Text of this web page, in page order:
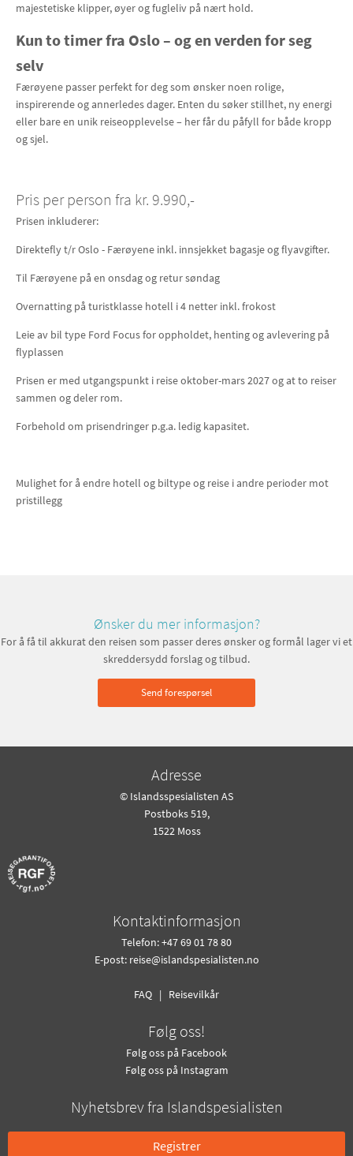
majestetiske klipper, øyer og fugleliv på nært hold.
Kun to timer fra Oslo – og en verden for seg
selv
Færøyene passer perfekt for deg som ønsker noen rolige,
inspirerende og annerledes dager. Enten du søker stillhet, ny energi
eller bare en unik reiseopplevelse – her får du påfyll for både kropp
og sjel.
Pris per person fra kr. 9.990,-
Prisen inkluderer:
Direktefly t/r Oslo - Færøyene inkl. innsjekket bagasje og flyavgifter.
Til Færøyene på en onsdag og retur søndag
Overnatting på turistklasse hotell i 4 netter inkl. frokost
Leie av bil type Ford Focus for oppholdet, henting og avlevering på
flyplassen
Prisen er med utgangspunkt i reise oktober-mars 2027 og at to reiser
sammen og deler rom.
Forbehold om prisendringer p.g.a. ledig kapasitet.
Mulighet for å endre hotell og biltype og reise i andre perioder mot
pristillegg
Ønsker du mer informasjon?
For å få til akkurat den reisen som passer deres ønsker og formål lager vi et
skreddersydd forslag og tilbud.
Send forespørsel
Adresse
© Islandsspesialisten AS
Postboks 519,
1522 Moss
Kontaktinformasjon
Telefon: +47 69 01 78 80
E-post: reise@islandspesialisten.no
FAQ | Reisevilkår
Følg oss!
Følg oss på Facebook
Følg oss på Instagram
Nyhetsbrev fra Islandspesialisten
Registrer